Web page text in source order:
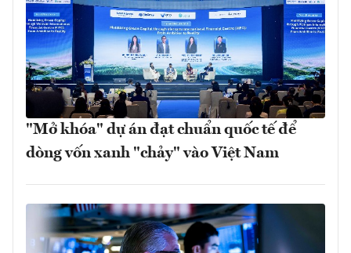
"Mở khóa" dự án đạt chuẩn quốc tế để
dòng vốn xanh "chảy" vào Việt Nam